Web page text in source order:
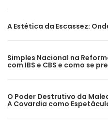
A Estética da Escassez:
Simples Nacional na
com IBS e CBS e como se
O Poder Destrutivo da
A Covardia como